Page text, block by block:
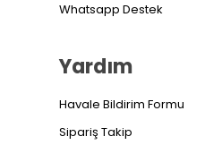
Whatsapp Destek
Yardım
Havale Bildirim Formu
Sipariş Takip